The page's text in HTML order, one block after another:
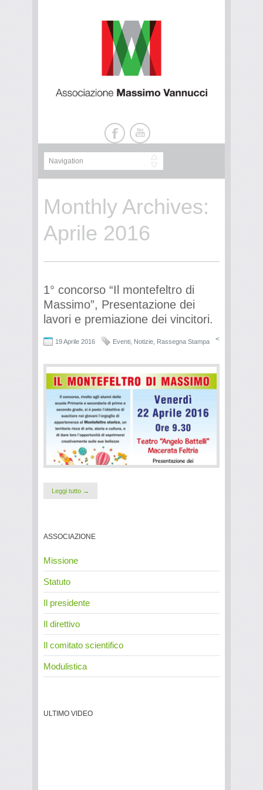
Monthly Archives:
Aprile 2016
1° concorso “Il montefeltro di
Massimo”, Presentazione dei
lavori e premiazione dei vincitori.
19 Aprile 2016 Eventi Notizie Rassegna Stampa <
Leggi tutto →
ASSOCIAZIONE
Missione
Statuto
Il presidente
Il direttivo
Il comitato scientifico
Modulistica
ULTIMO VIDEO